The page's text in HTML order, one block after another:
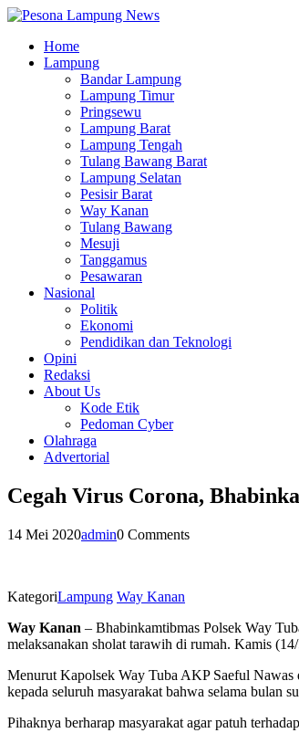
Home
Lampung
Bandar Lampung
Lampung Timur
Pringsewu
Lampung Barat
Lampung Tengah
Tulang Bawang Barat
Lampung Selatan
Pesisir Barat
Way Kanan
Tulang Bawang
Mesuji
Tanggamus
Pesawaran
Nasional
Politik
Ekonomi
Pendidikan dan Teknologi
Opini
Redaksi
About Us
Kode Etik
Pedoman Cyber
Olahraga
Advertorial
Cegah Virus Corona,
14 Mei 2020admin0 Comments
KategoriLampung Way Kanan
Way Kanan – Bhabinkamtibmas Polsek Way
melaksanakan sholat tarawih di rumah. Kamis
Menurut Kapolsek Way Tuba AKP Saeful Nawas
kepada seluruh masyarakat bahwa selama bulan
Pihaknya berharap masyarakat agar patuh